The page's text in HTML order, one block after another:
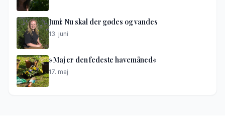
Juni: Nu skal der gødes og vandes
13. juni
»Maj er den fedeste havemåned«
17. maj